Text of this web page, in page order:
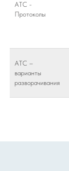
АТС -
Протоколы
АТС –
варианты
разворачивания